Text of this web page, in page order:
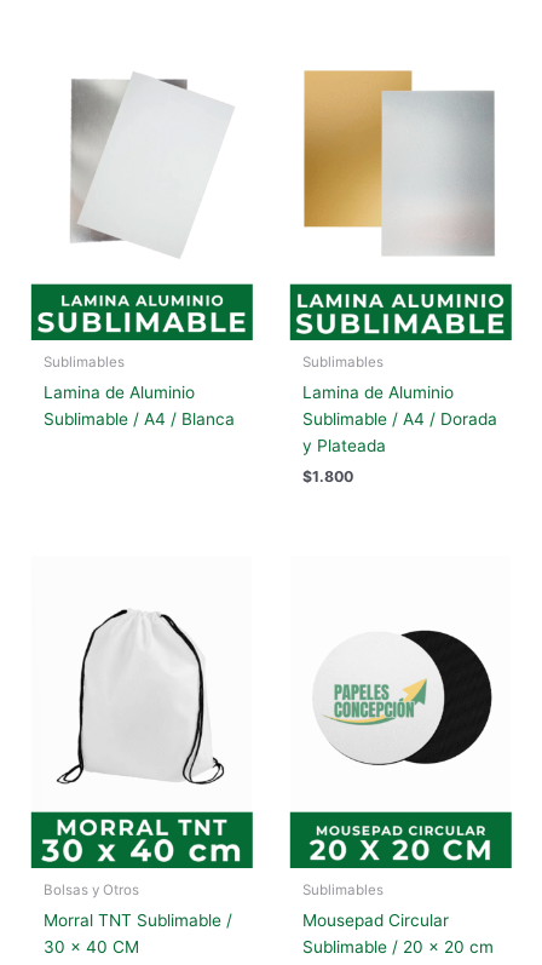
Sublimables
Lamina de Aluminio
Sublimable / A4 / Blanca
Sublimables
Lamina de Aluminio
Sublimable / A4 / Dorada
y Plateada
$1.800
Bolsas y Otros
Morral TNT Sublimable /
30 x 40 CM
Sublimables
Mousepad Circular
Sublimable / 20 x 20 cm